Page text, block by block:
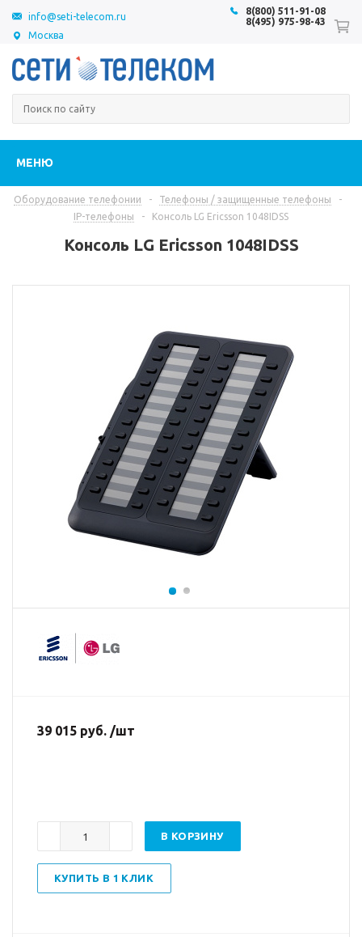
Москва
8(800) 511-91-08
8(495) 975-98-43
info@seti-telecom.ru
МЕНЮ
Оборудование телефонии - Телефоны / защищенные телефоны
-
IP-телефоны
- Консоль LG Ericsson 1048IDSS
Консоль LG Ericsson 1048IDSS
39 015 руб. /шт
В КОРЗИНУ
КУПИТЬ В 1 КЛИК